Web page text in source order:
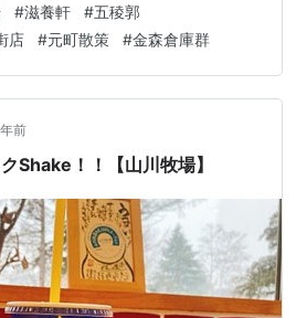
の良い人達でした。 私達はいろん
ますが、相方が「今まででベスト
と絶賛していました。 喜んでもら
した自分としてはとても嬉しかっ
ト後、ホテル前を散策。 今年の１
レートがあ…
#滋養軒 #五稜郭
店 #元町散策 #金森倉庫群
前
Shake！！【山川牧場】